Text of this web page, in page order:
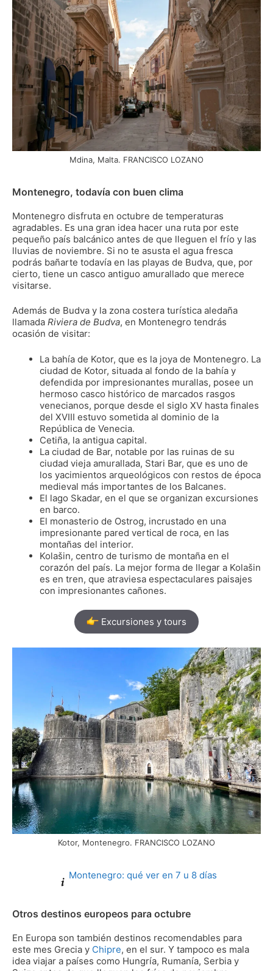
Mdina, Malta. FRANCISCO LOZANO
Montenegro, todavía con buen clima
Montenegro disfruta en octubre de temperaturas
agradables. Es una gran idea hacer una ruta por este
pequeño país balcánico antes de que lleguen el frío y las
lluvias de noviembre. Si no te asusta el agua fresca
podrás bañarte todavía en las playas de Budva, que, por
cierto, tiene un casco antiguo amurallado que merece
visitarse.
Además de Budva y la zona costera turística aledaña
llamada Riviera de Budva, en Montenegro tendrás
ocasión de visitar:
La bahía de Kotor, que es la joya de Montenegro. La
ciudad de Kotor, situada al fondo de la bahía y
defendida por impresionantes murallas, posee un
hermoso casco histórico de marcados rasgos
venecianos, porque desde el siglo XV hasta finales
del XVIII estuvo sometida al dominio de la
República de Venecia.
Cetiña, la antigua capital.
La ciudad de Bar, notable por las ruinas de su
ciudad vieja amurallada, Stari Bar, que es uno de
los yacimientos arqueológicos con restos de época
medieval más importantes de los Balcanes.
El lago Skadar, en el que se organizan excursiones
en barco.
El monasterio de Ostrog, incrustado en una
impresionante pared vertical de roca, en las
montañas del interior.
Kolašin, centro de turismo de montaña en el
corazón del país. La mejor forma de llegar a Kolašin
es en tren, que atraviesa espectaculares paisajes
con impresionantes cañones.
Excursiones y tours
Kotor, Montenegro. FRANCISCO LOZANO
Montenegro: qué ver en 7 u 8 días
Otros destinos europeos para octubre
En Europa son también destinos recomendables para
este mes Grecia y Chipre, en el sur. Y tampoco es mala
idea viajar a países como Hungría, Rumanía, Serbia y